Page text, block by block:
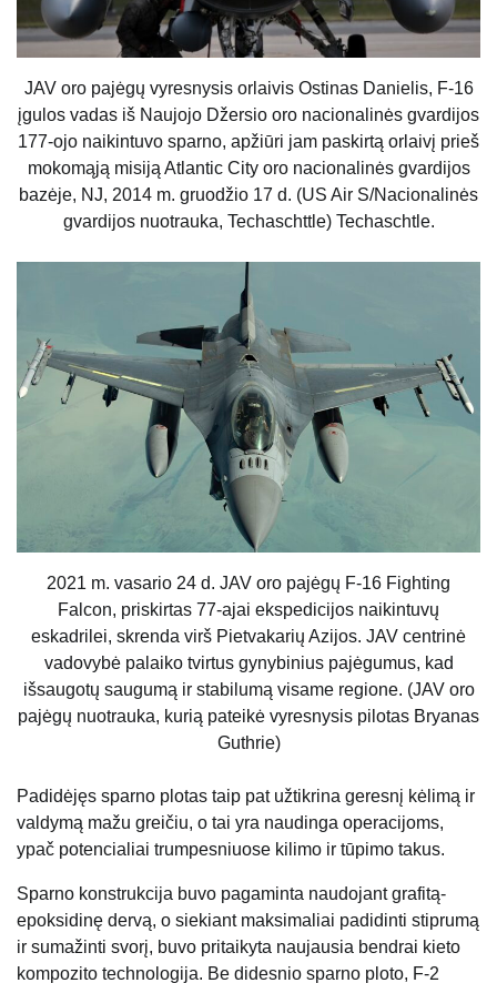
JAV oro pajėgų vyresnysis orlaivis Ostinas Danielis, F-16
įgulos vadas iš Naujojo Džersio oro nacionalinės gvardijos
177-ojo naikintuvo sparno, apžiūri jam paskirtą orlaivį prieš
mokomąją misiją Atlantic City oro nacionalinės gvardijos
bazėje, NJ, 2014 m. gruodžio 17 d. (US Air S/Nacionalinės
gvardijos nuotrauka, Techaschttle) Techaschtle.
2021 m. vasario 24 d. JAV oro pajėgų F-16 Fighting
Falcon, priskirtas 77-ajai ekspedicijos naikintuvų
eskadrilei, skrenda virš Pietvakarių Azijos. JAV centrinė
vadovybė palaiko tvirtus gynybinius pajėgumus, kad
išsaugotų saugumą ir stabilumą visame regione. (JAV oro
pajėgų nuotrauka, kurią pateikė vyresnysis pilotas Bryanas
Guthrie)
Padidėjęs sparno plotas taip pat užtikrina geresnį kėlimą ir
valdymą mažu greičiu, o tai yra naudinga operacijoms,
ypač potencialiai trumpesniuose kilimo ir tūpimo takus.
Sparno konstrukcija buvo pagaminta naudojant grafitą-
epoksidinę dervą, o siekiant maksimaliai padidinti stiprumą
ir sumažinti svorį, buvo pritaikyta naujausia bendrai kieto
kompozito technologija. Be didesnio sparno ploto, F-2